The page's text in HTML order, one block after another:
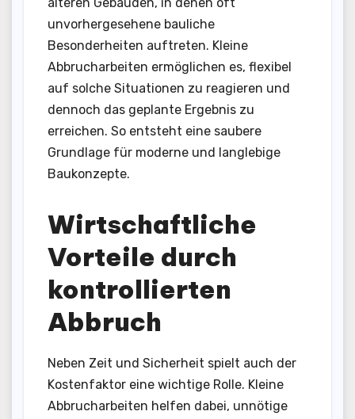
älteren Gebäuden, in denen oft
unvorhergesehene bauliche
Besonderheiten auftreten. Kleine
Abbrucharbeiten ermöglichen es, flexibel
auf solche Situationen zu reagieren und
dennoch das geplante Ergebnis zu
erreichen. So entsteht eine saubere
Grundlage für moderne und langlebige
Baukonzepte.
Wirtschaftliche
Vorteile durch
kontrollierten
Abbruch
Neben Zeit und Sicherheit spielt auch der
Kostenfaktor eine wichtige Rolle. Kleine
Abbrucharbeiten helfen dabei, unnötige